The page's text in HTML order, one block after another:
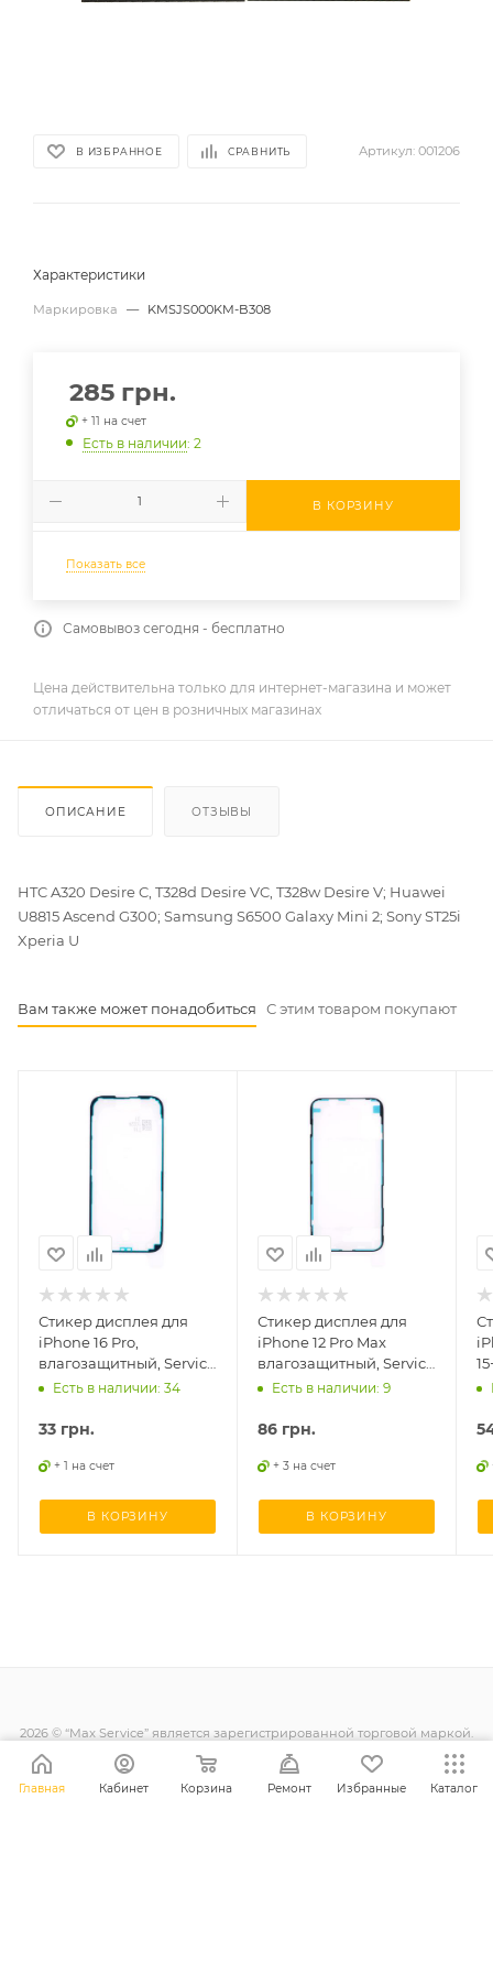
В ИЗБРАННОЕ СРАВНИТЬ Артикул: 001206
Характеристики
Маркировка — KMSJS000KM-B308
285 грн.
+ 11 на счет
Есть в наличии: 2
В КОРЗИНУ
Показать все
Самовывоз сегодня - бесплатно
Цена действительна только для интернет-магазина и может
отличаться от цен в розничных магазинах
ОПИСАНИЕ ОТЗЫВЫ
HTC A320 Desire C, T328d Desire VC, T328w Desire V; Huawei
U8815 Ascend G300; Samsung S6500 Galaxy Mini 2; Sony ST25i
Xperia U
Вам также может понадобиться С этим товаром покупают
Стикер дисплея для
iPhone 16 Pro,
влагозащитный, Service
оригинал
Есть в наличии: 34
33 грн.
+ 1 на счет
В КОРЗИНУ
Стикер дисплея для
iPhone 12 Pro Max
влагозащитный, Service
оригинал
Есть в наличии: 9
86 грн.
+ 3 на счет
В КОРЗИНУ
2026 © “Max Service” является зарегистрированной торговой маркой.
Все права защищены.
Главная Кабинет Корзина Ремонт Избранные Каталог